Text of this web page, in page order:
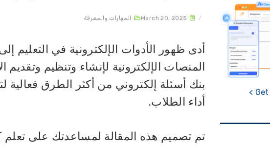
March 20, 2025 / المهارات والمعرفة
أدى ظهور الأدوات الإلكترونية في التعليم
المنصات الإلكترونية لإنشاء وتنظيم وتقديم
بنك أسئلة إلكتروني من أكثر الطرق فعالية
أداء الطلاب.
تم تصميم هذه المقالة لمساعدتك على تعلم
Get